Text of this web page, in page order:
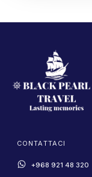
CONTATTACI
+968 921 48 320